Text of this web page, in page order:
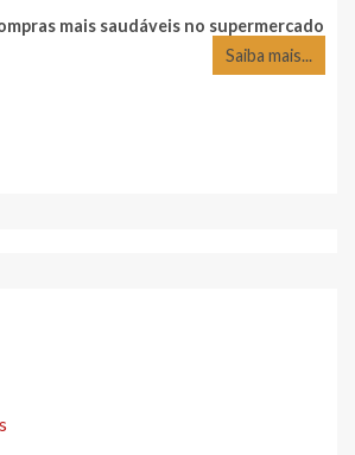
mais saudáveis no supermercado
Saiba mais...